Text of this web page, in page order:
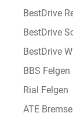
BestDrive
BestDrive
BestDrive
BBS Felgen
Rial Felgen
ATE